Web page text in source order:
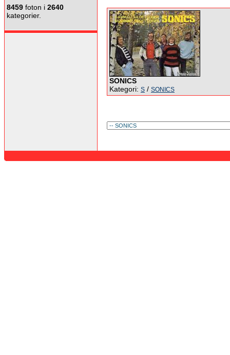
8459 foton i 2640
kategorier.
SONICS
Kategori: S / SONICS